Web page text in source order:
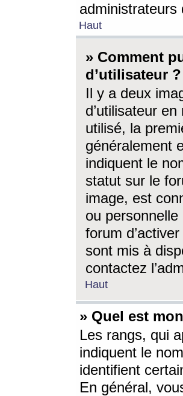
administrateurs
Haut
» Comment
d’utilisateur ?
Il y a deux
d’utilisateur
utilisé, la
généralement
indiquent le
statut sur le
image, est
ou personnelle
forum
sont mis à
contactez
Haut
» Quel est
Les rangs, qui
indiquent le
identifient
En général,